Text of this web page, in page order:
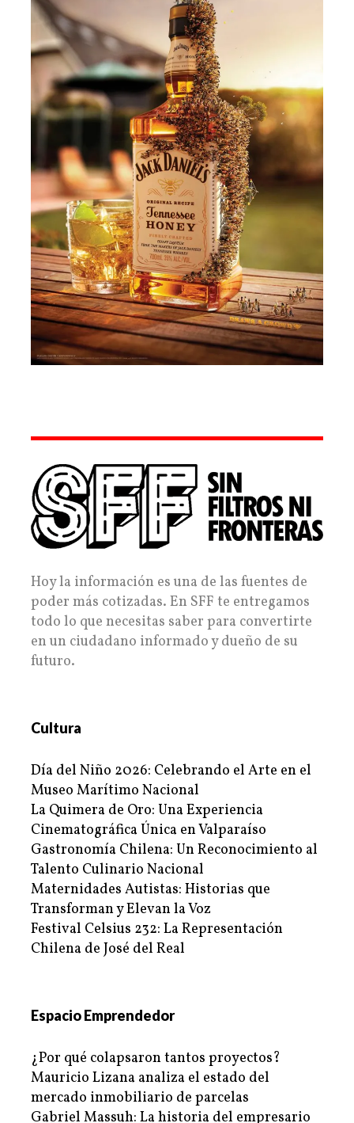
Hoy la información es una de las fuentes de
poder más cotizadas. En SFF te entregamos
todo lo que necesitas saber para convertirte
en un ciudadano informado y dueño de su
futuro.
Cultura
Día del Niño 2026: Celebrando el Arte en el
Museo Marítimo Nacional
La Quimera de Oro: Una Experiencia
Cinematográfica Única en Valparaíso
Gastronomía Chilena: Un Reconocimiento al
Talento Culinario Nacional
Maternidades Autistas: Historias que
Transforman y Elevan la Voz
Festival Celsius 232: La Representación
Chilena de José del Real
Espacio Emprendedor
¿Por qué colapsaron tantos proyectos?
Mauricio Lizana analiza el estado del
mercado inmobiliario de parcelas
Gabriel Massuh: La historia del empresario